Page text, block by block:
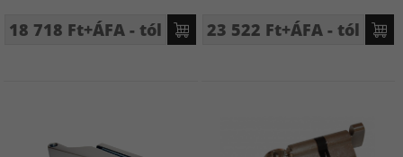
18 718 Ft+ÁFA - tól 23 522 Ft+ÁFA - tól